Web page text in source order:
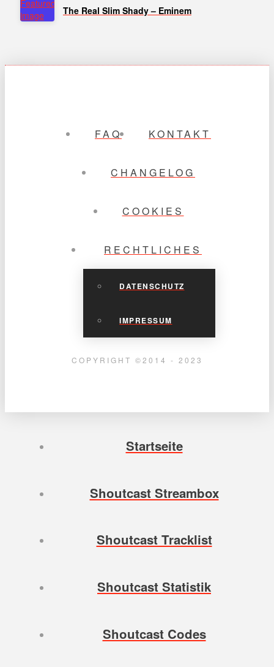
The Real Slim Shady – Eminem
FAQ KONTAKT
CHANGELOG
COOKIES
RECHTLICHES
DATENSCHUTZ
IMPRESSUM
COPYRIGHT ©2014 - 2023
Startseite
Shoutcast Streambox
Shoutcast Tracklist
Shoutcast Statistik
Shoutcast Codes